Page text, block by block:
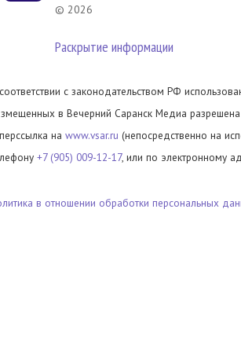
© 2026
Раскрытие информации
с законодательством РФ
в Вечерний Саранск Медиа разрешена
на www.vsar.ru (непосредственно на
+7 (905) 009-12-17, или по электронному
в отношении обработки персональных